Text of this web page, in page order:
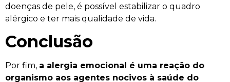
doenças de pele, é possível estabilizar o quadro
alérgico e ter mais qualidade de vida.
Conclusão
Por fim, a alergia emocional é uma reação do
organismo aos agentes nocivos à saúde do